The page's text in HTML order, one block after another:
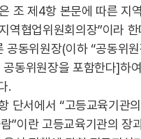
조 제4항 본문에 따른 지
역협업위원회의장”이라
공동위원장(이하 “공동위
동위원장을 포함한다]하
.
단서에서 “고등교육기관
”이란 고등교육기관의 장